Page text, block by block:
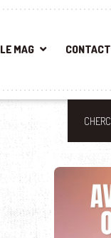
LE MAG CONTACT